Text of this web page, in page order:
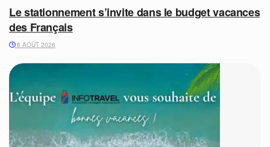
Le stationnement s’invite dans le budget vacances
des Français
8 AOÛT 2026